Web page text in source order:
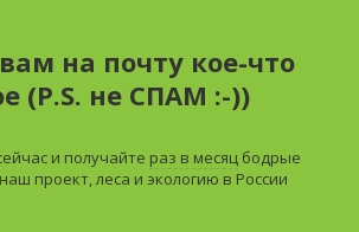
на почту кое-что
(P.S. не СПАМ :-))
и получайте раз в месяц бодрые
проект, леса и экологию в России